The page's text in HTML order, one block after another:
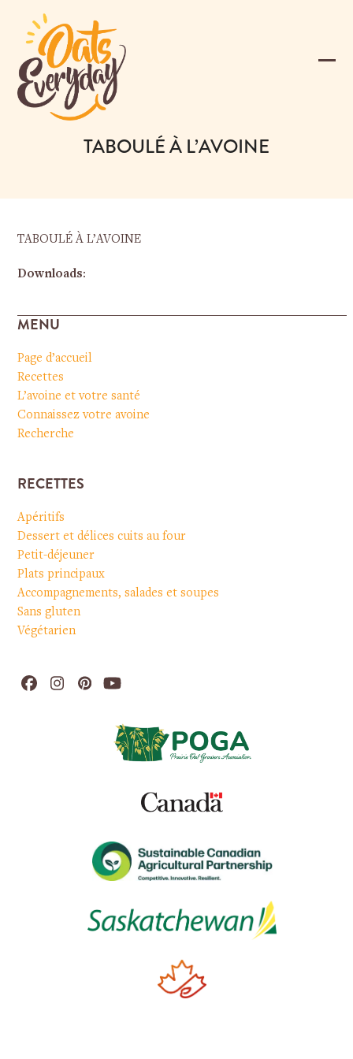
content
TABOULÉ À L’AVOINE
TABOULÉ À L’AVOINE
Downloads:
MENU
Page d’accueil
Recettes
L’avoine et votre santé
Connaissez votre avoine
Recherche
RECETTES
Apéritifs
Dessert et délices cuits au four
Petit-déjeuner
Plats principaux
Accompagnements, salades et soupes
Sans gluten
Végétarien
Facebook
Instagram
PinterestYouTube